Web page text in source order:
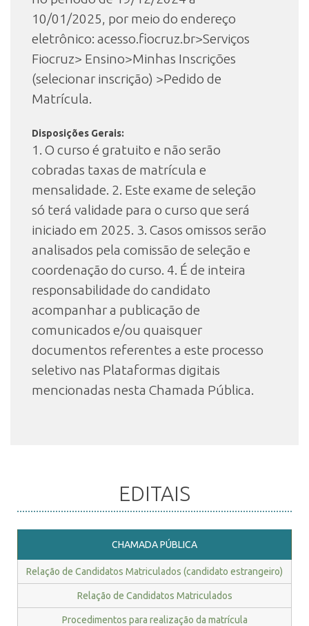
10/01/2025, por meio do endereço
eletrônico: acesso.fiocruz.br>Serviços
Fiocruz> Ensino>Minhas Inscrições
(selecionar inscrição) >Pedido de
Matrícula.
Disposições Gerais:
1. O curso é gratuito e não serão
cobradas taxas de matrícula e
mensalidade. 2. Este exame de seleção
só terá validade para o curso que será
iniciado em 2025. 3. Casos omissos serão
analisados pela comissão de seleção e
coordenação do curso. 4. É de inteira
responsabilidade do candidato
acompanhar a publicação de
comunicados e/ou quaisquer
documentos referentes a este processo
seletivo nas Plataformas digitais
mencionadas nesta Chamada Pública.
EDITAIS
CHAMADA PÚBLICA
Relação de Candidatos Matriculados (candidato estrangeiro)
Relação de Candidatos Matriculados
Procedimentos para realização da matrícula